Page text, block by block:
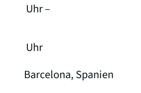
Uhr –
Uhr
Barcelona, Spanien